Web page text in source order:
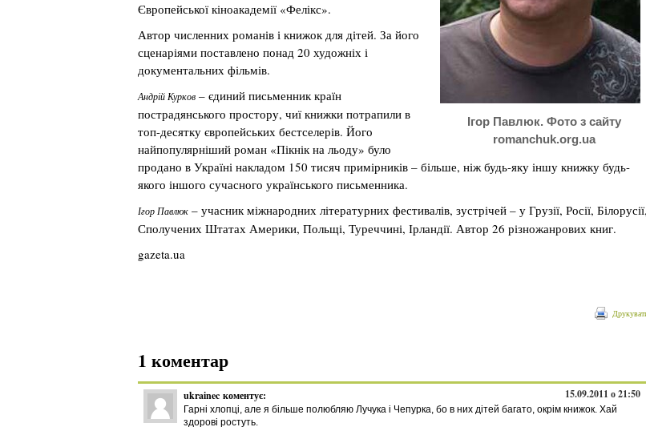
Ігор Павлюк. Фото з сайту
romanchuk.org.ua
Європейської кіноакадемії «Фелікс».
Автор численних романів і книжок для дітей. За його
сценаріями поставлено понад 20 художніх і
документальних фільмів.
Андрій Курков – єдиний письменник країн
пострадянського простору, чиї книжки потрапили в
топ-десятку європейських бестселерів. Його
найпопулярніший роман «Пікнік на льоду» було
продано в Україні накладом 150 тисяч примірників – більше, ніж будь-яку іншу книжку будь-
якого іншого сучасного українського письменника.
Ігор Павлюк – учасник міжнародних літературних фестивалів, зустрічей – у Грузії, Росії, Білорусії,
Сполучених Штатах Америки, Польщі, Туреччині, Ірландії. Автор 26 різножанрових книг.
gazeta.ua
1 коментар
ukrainec коментує: 15.09.2011 о 21:50
Гарні хлопці, але я більше полюбляю Лучука і Чепурка, бо в них дітей багато, окрім книжок. Хай
здорові ростуть.